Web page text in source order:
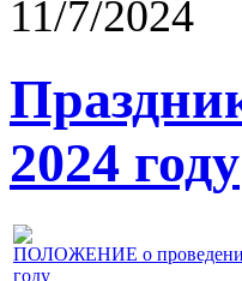
11/7/2024
2024 году
ПОЛОЖЕНИЕ о проведении
году